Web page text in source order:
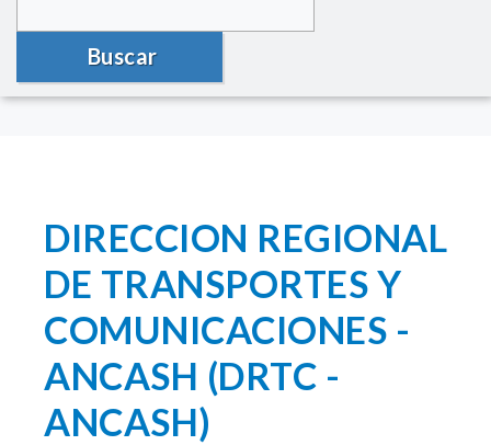
Buscar
DIRECCION REGIONAL
DE TRANSPORTES Y
COMUNICACIONES -
ANCASH (DRTC -
ANCASH)